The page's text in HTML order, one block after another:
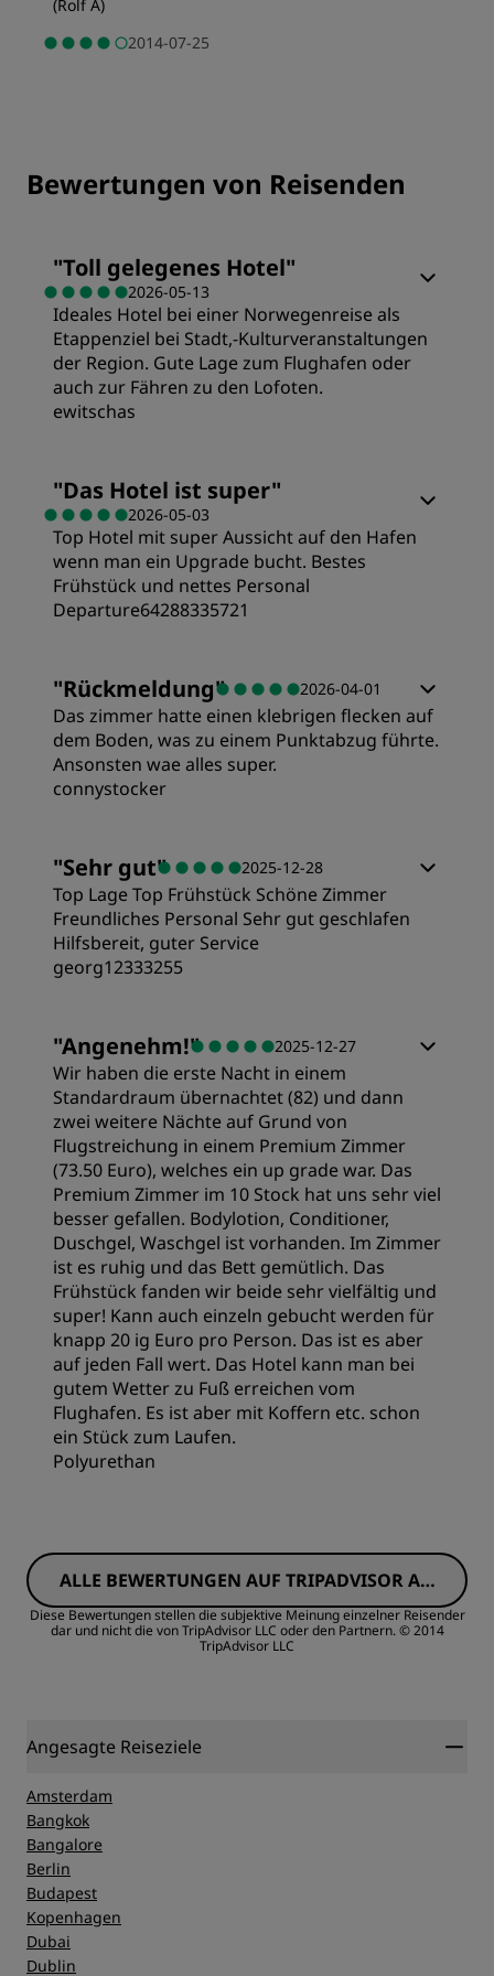
(Rolf A)
2014-07-25
Bewertungen von Reisenden
"Toll gelegenes Hotel"
2026-05-13
Ideales Hotel bei einer Norwegenreise als
Etappenziel bei Stadt,-Kulturveranstaltungen
der Region. Gute Lage zum Flughafen oder
auch zur Fähren zu den Lofoten.
ewitschas
Preis/Leistung
Schlafqualität
Lage
Sauberkeit
"Das Hotel ist super"
2026-05-03
Top Hotel mit super Aussicht auf den Hafen
wenn man ein Upgrade bucht. Bestes
Frühstück und nettes Personal
Departure64288335721
"Rückmeldung" 2026-04-01
Das zimmer hatte einen klebrigen flecken auf
dem Boden, was zu einem Punktabzug führte.
Ansonsten wae alles super.
connystocker
Preis/Leistung
Schlafqualität
Lage
Sauberkeit
Service
"Sehr gut" 2025-12-28
Top Lage Top Frühstück Schöne Zimmer
Freundliches Personal Sehr gut geschlafen
Hilfsbereit, guter Service
georg12333255
Preis/Leistung
Schlafqualität
Lage
Sauberkeit
Service
"Angenehm!" 2025-12-27
Wir haben die erste Nacht in einem
Standardraum übernachtet (82) und dann
zwei weitere Nächte auf Grund von
Flugstreichung in einem Premium Zimmer
(73.50 Euro), welches ein up grade war. Das
Premium Zimmer im 10 Stock hat uns sehr viel
besser gefallen. Bodylotion, Conditioner,
Duschgel, Waschgel ist vorhanden. Im Zimmer
ist es ruhig und das Bett gemütlich. Das
Frühstück fanden wir beide sehr vielfältig und
super! Kann auch einzeln gebucht werden für
knapp 20 ig Euro pro Person. Das ist es aber
auf jeden Fall wert. Das Hotel kann man bei
gutem Wetter zu Fuß erreichen vom
Flughafen. Es ist aber mit Koffern etc. schon
ein Stück zum Laufen.
Polyurethan
ALLE BEWERTUNGEN AUF TRIPADVISOR AN
ZEIGEN
Diese Bewertungen stellen die subjektive Meinung einzelner Reisender
dar und nicht die von TripAdvisor LLC oder den Partnern. © 2014
TripAdvisor LLC
Angesagte Reiseziele
Amsterdam
Bangkok
Bangalore
Berlin
Budapest
Kopenhagen
Dubai
Dublin